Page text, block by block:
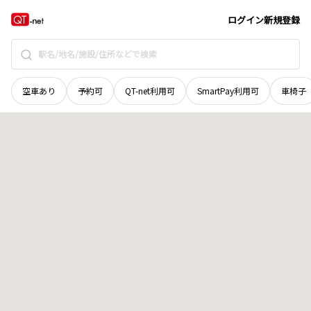
ログイン新規登録
空車あり 予約可 QT-net利用可 SmartPay利用可 車椅子
栃木県